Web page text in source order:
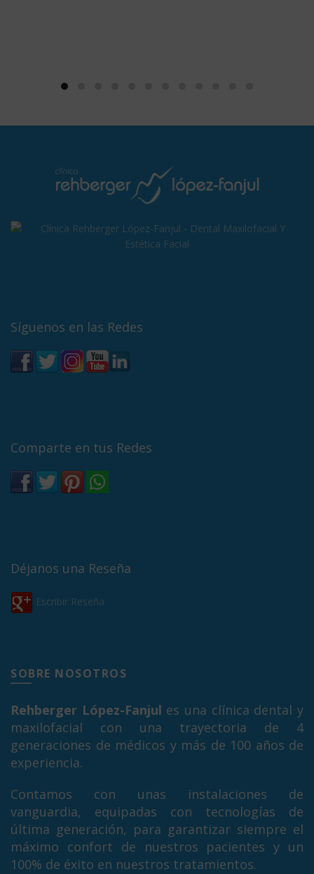
Síguenos en las Redes
Comparte en tus Redes
Déjanos una Reseña
Escribir Reseña
SOBRE NOSOTROS
Rehberger López-Fanjul es una clínica dental y
maxilofacial con una trayectoria de 4
generaciones de médicos y más de 100 años de
experiencia.
Contamos con unas instalaciones de
vanguardia, equipadas con tecnologías de
última generación, para garantizar siempre el
máximo confort de nuestros pacientes y un
100% de éxito en nuestros tratamientos.